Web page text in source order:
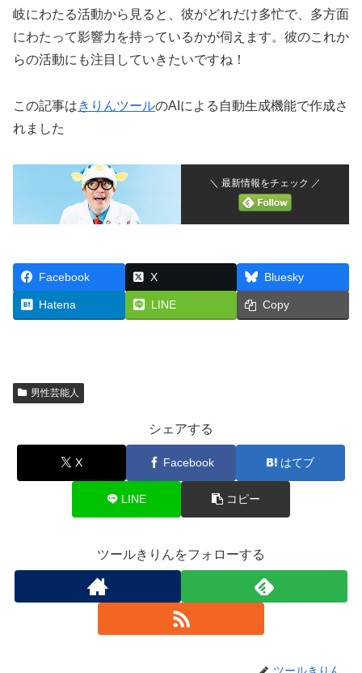
岐にわたる活動から見ると、彼がどれだけ多忙で、多方面
にわたって影響力を持っているかが伺えます。彼のこれか
らの活動にも注目していきたいですね！
この記事はきりんツールのAIによる自動生成機能で作成さ
れました
＼ 最新情報をチェック ／
Facebook X Bluesky
Hatena LINE Copy
男性芸能人
シェアする
X Facebook はてブ
LINE コピー
ツールきりんをフォローする
ツールきりん